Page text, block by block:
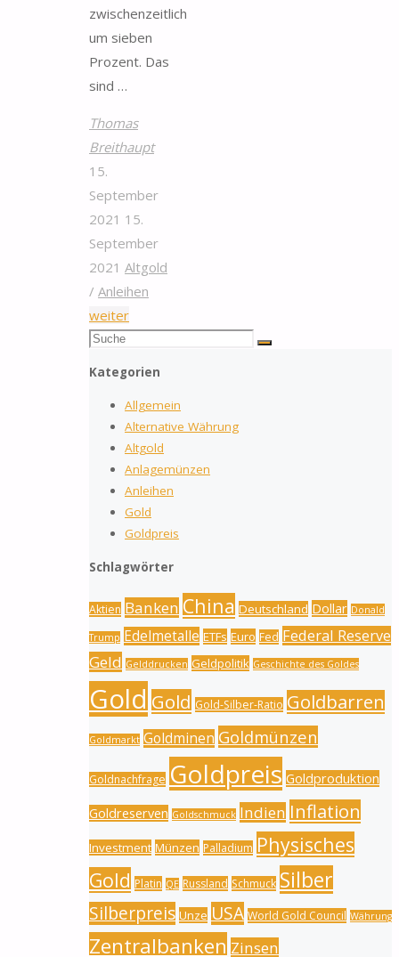
zwischenzeitlich
um sieben
Prozent. Das
sind …
Thomas
Breithaupt
15.
September
2021 15.
September
2021 Altgold
/ Anleihen
weiter"Daher
die
Schwankung"
Suchen
Suche
Kategorien
Allgemein
Alternative Währung
Altgold
Anlagemünzen
Anleihen
Gold
Goldpreis
Schlagwörter
Aktien Banken China Deutschland Dollar Donald
Trump Edelmetalle ETFs Euro Fed Federal Reserve
Geld Gelddrucken Geldpolitik Geschichte des Goldes
Gold Gold Gold-Silber-Ratio Goldbarren
Goldmarkt Goldminen Goldmünzen
Goldnachfrage Goldpreis Goldproduktion
Goldreserven Goldschmuck Indien Inflation
Investment Münzen Palladium Physisches
Gold Platin QE Russland Schmuck Silber
Silberpreis Unze USA World Gold Council Währung
Zentralbanken Zinsen